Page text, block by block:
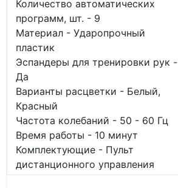
Количество автоматических
программ, шт. - 9
Материал - Ударопрочный
пластик
Эспандеры для тренировки рук -
Да
Варианты расцветки - Белый,
Красный
Частота колебаний - 50 - 60 Гц
Время работы - 10 минут
Комплектующие - Пульт
дистанционного управления